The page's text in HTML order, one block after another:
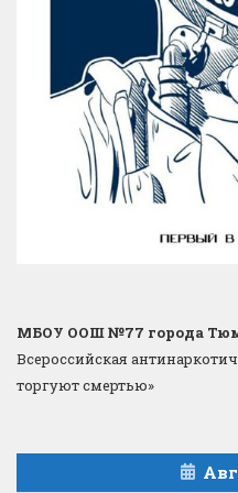
МБОУ ООШ №77 города
Всероссийская
торгуют смертью»